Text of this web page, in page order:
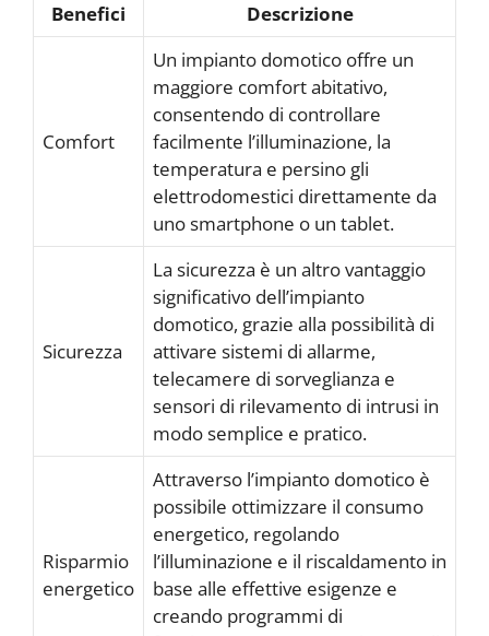
Benefici Descrizione
Comfort
Un impianto domotico offre un
maggiore comfort abitativo,
consentendo di controllare
facilmente l’illuminazione, la
temperatura e persino gli
elettrodomestici direttamente da
uno smartphone o un tablet.
Sicurezza
La sicurezza è un altro vantaggio
significativo dell’impianto
domotico, grazie alla possibilità di
attivare sistemi di allarme,
telecamere di sorveglianza e
sensori di rilevamento di intrusi in
modo semplice e pratico.
Risparmio
energetico
Attraverso l’impianto domotico è
possibile ottimizzare il consumo
energetico, regolando
l’illuminazione e il riscaldamento in
base alle effettive esigenze e
creando programmi di